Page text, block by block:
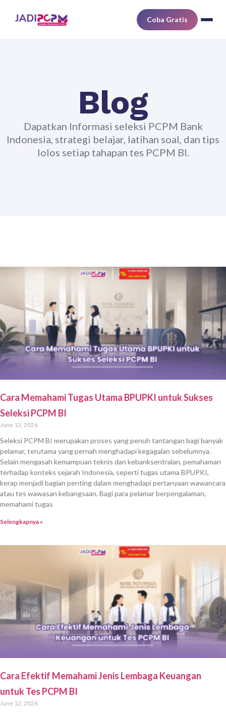
Coba Gratis
Blog
Dapatkan Informasi seleksi PCPM Bank
Indonesia, strategi belajar, latihan soal, dan tips
lolos setiap tahapan tes PCPM BI.
Cara Memahami Tugas Utama BPUPKI untuk Sukses
Seleksi PCPM BI
June 13, 2026
Seleksi PCPM BI merupakan proses yang penuh tantangan bagi banyak
pelamar, terutama yang pernah menghadapi kegagalan sebelumnya.
Selain mengasah kemampuan teknis dan kebanksentralan, pemahaman
terhadap konteks sejarah Indonesia, seperti tugas utama BPUPKI,
kerap menjadi bagian penting dalam menghadapi pertanyaan wawancara
atau tes wawasan kebangsaan. Bagi para pelamar berpengalaman,
memahami tugas
Selengkapnya »
Cara Efektif Memahami Jenis Lembaga Keuangan
untuk Tes PCPM BI
June 12, 2026